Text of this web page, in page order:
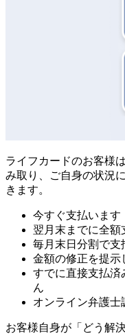
ライフカードのお客様
み取り、ご自身の状況
きます。
今すぐ支払います
翌月末までに全額
毎月末日分割で支
金額の修正を提示
すでに直接支払済
ん
オンライン弁護士
お客様自身が「どう解